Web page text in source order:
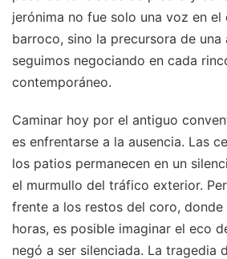
jerónima no fue solo una voz en el
barroco, sino la precursora de una
seguimos negociando en cada
contemporáneo.
Caminar hoy por el antiguo
es enfrentarse a la ausencia. Las
los patios permanecen en un
el murmullo del tráfico exterior.
frente a los restos del coro,
horas, es posible imaginar el eco
negó a ser silenciada. La tragedia